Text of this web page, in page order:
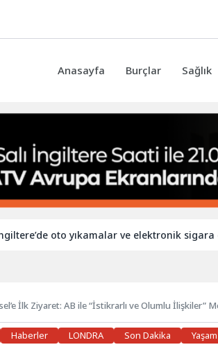
Anasayfa Burçlar Sağlık
oto yıkamalar ve elektronik sigara
İlk Ziyaret: AB ile “İstikrarlı ve Olumlu İlişkiler”
Haberler LONDRA Son Dakika Yaşam